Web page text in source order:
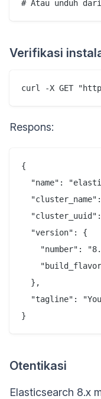
Verifikasi
Respons:
{
"name":
  "version": {
"number":
  },
"tagline":
Otentikasi
Elasticsearch 8.x